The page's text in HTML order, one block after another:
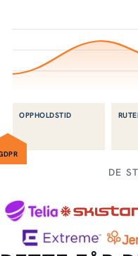
OPPHOLDSTID
DE